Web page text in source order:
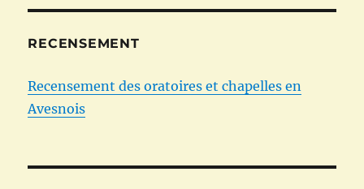
RECENSEMENT
Recensement des oratoires et chapelles en
Avesnois